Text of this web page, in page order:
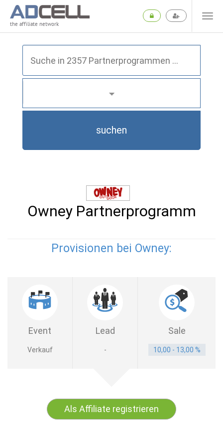
the affiliate network
suchen
Owney Partnerprogramm
Provisionen bei Owney:
Event Lead Sale
Verkauf - 10,00 - 13,00 %
Als Affiliate registrieren